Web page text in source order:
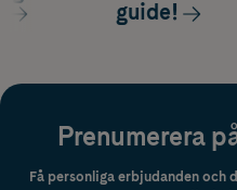
guide!
Prenumerera
Få personliga erbjudanden och